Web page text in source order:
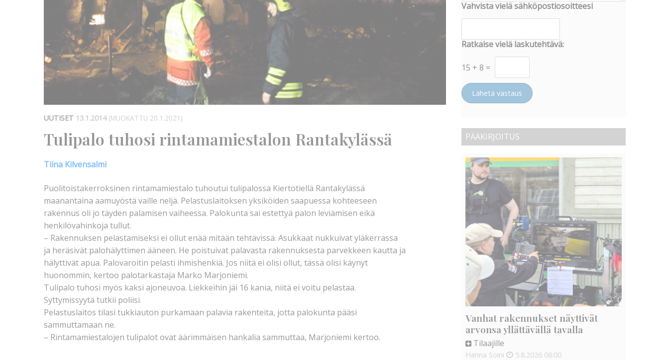
UUTISET 13.1.2014 (MUOKATTU 20.1.2021)
Tulipalo tuhosi rintamamiestalon Rantakylässä
Tiina Kilvensalmi
Puolitoistakerroksinen rintamamiestalo tuhoutui tulipalossa Kiertotiellä Rantakylässä
maanantaina aamuyöstä vaille neljä. Pelastuslaitoksen yksiköiden saapuessa kohteeseen
rakennus oli jo täyden palamisen vaiheessa. Palokunta sai estettyä palon leviämisen eikä
henkilövahinkoja tullut.
– Rakennuksen pelastamiseksi ei ollut enää mitään tehtävissä. Asukkaat nukkuivat yläkerrassa
ja heräsivät palohälyttimen ääneen. He poistuivat palavasta rakennuksesta parvekkeen kautta ja
hälyttivät apua. Palovaroitin pelasti ihmishenkiä. Jos niitä ei olisi ollut, tässä olisi käynyt
huonommin, kertoo palotarkastaja Marko Marjoniemi.
Tulipalo tuhosi myös kaksi ajoneuvoa. Liekkeihin jäi 16 kania, niitä ei voitu pelastaa.
Syttymissyytä tutkii poliisi.
Pelastuslaitos tilasi tukkiauton purkamaan palavia rakenteita, jotta palokunta pääsi
sammuttamaan ne.
– Rintamamiestalojen tulipalot ovat äärimmäisen hankalia sammuttaa, Marjoniemi kertoo.
Vahvista vielä sähköpostiosoitteesi
Ratkaise vielä laskutehtävä:
15 + 8 =
Lähetä vastaus
PÄÄKIRJOITUS
Vanhat rakennukset näyttivät
arvonsa yllättävällä tavalla
Tilaajille
Hanna Soini 5.8.2026 06:00